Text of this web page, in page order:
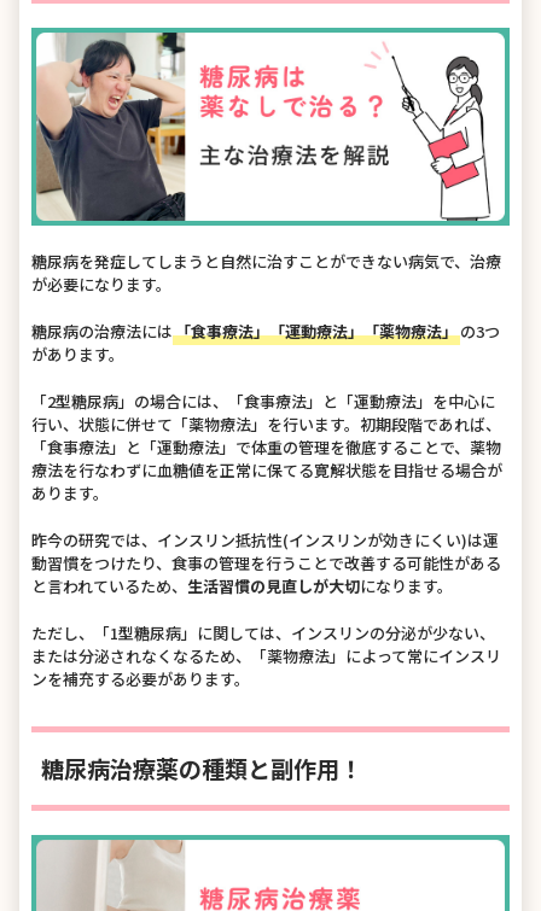
糖尿病を発症してしまうと自然に治すことができない病気で、治療
が必要になります。
糖尿病の治療法には「食事療法」「運動療法」「薬物療法」の3つ
があります。
「2型糖尿病」の場合には、「食事療法」と「運動療法」を中心に
行い、状態に併せて「薬物療法」を行います。初期段階であれば、
「食事療法」と「運動療法」で体重の管理を徹底することで、薬物
療法を行なわずに血糖値を正常に保てる寛解状態を目指せる場合が
あります。
昨今の研究では、インスリン抵抗性(インスリンが効きにくい)は運
動習慣をつけたり、食事の管理を行うことで改善する可能性がある
と言われているため、 生活習慣の見直しが大切になります。
ただし、「1型糖尿病」に関しては、インスリンの分泌が少ない、
または分泌されなくなるため、「薬物療法」によって常にインスリ
ンを補充する必要があります。
糖尿病治療薬の種類と副作用！